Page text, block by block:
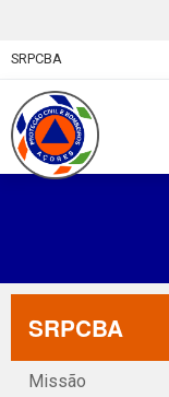
SRPCBA
SRPCBA
Missão